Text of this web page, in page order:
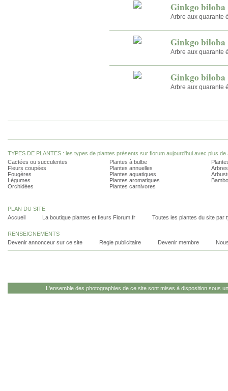
Ginkgo
Arbre aux quarante
Ginkgo
Arbre aux quarante
Ginkgo
Arbre aux quarante
TYPES DE PLANTES : les types de plantes présents sur florum aujourd'hui avec plus de
Cactées ou succulentes
Fleurs coupées
Fougères
Légumes
Orchidées
Plantes à bulbe
Plantes annuelles
Plantes aquatiques
Plantes aromatiques
Plantes carnivores
PLAN DU SITE
Accueil
La boutique plantes et fleurs Florum.fr Toutes les plantes du site par
RENSEIGNEMENTS
Devenir annonceur sur ce site
Regie publicitaire Devenir membre
L'ensemble des photographies de ce site sont mises à disposition sous